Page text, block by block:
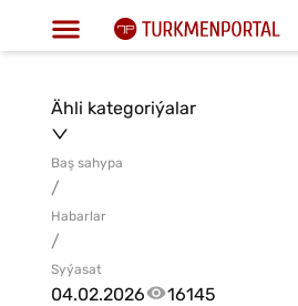
Ähli kategoriýalar
Baş sahypa
/
Habarlar
/
Syýasat
04.02.2026 16145